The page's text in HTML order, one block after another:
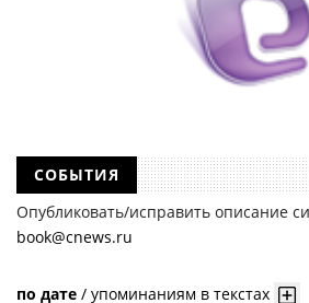
СОБЫТИЯ
Опубликовать/исправить описание
book@cnews.ru
по дате / упоминаниям в текстах